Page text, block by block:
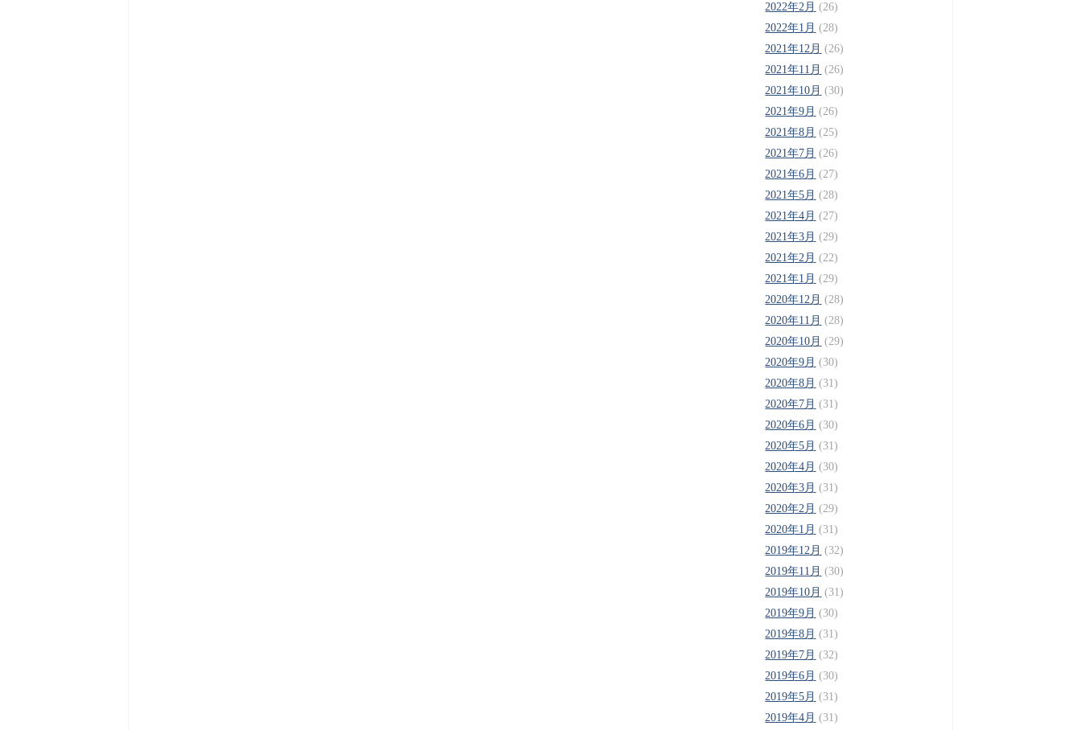
2022年2月 (26)
2022年1月 (28)
2021年12月 (26)
2021年11月 (26)
2021年10月 (30)
2021年9月 (26)
2021年8月 (25)
2021年7月 (26)
2021年6月 (27)
2021年5月 (28)
2021年4月 (27)
2021年3月 (29)
2021年2月 (22)
2021年1月 (29)
2020年12月 (28)
2020年11月 (28)
2020年10月 (29)
2020年9月 (30)
2020年8月 (31)
2020年7月 (31)
2020年6月 (30)
2020年5月 (31)
2020年4月 (30)
2020年3月 (31)
2020年2月 (29)
2020年1月 (31)
2019年12月 (32)
2019年11月 (30)
2019年10月 (31)
2019年9月 (30)
2019年8月 (31)
2019年7月 (32)
2019年6月 (30)
2019年5月 (31)
2019年4月 (31)